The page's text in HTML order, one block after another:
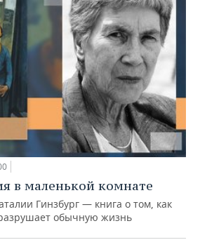
в маленькой комнате
Гинзбург — книга о том, как
обычную жизнь